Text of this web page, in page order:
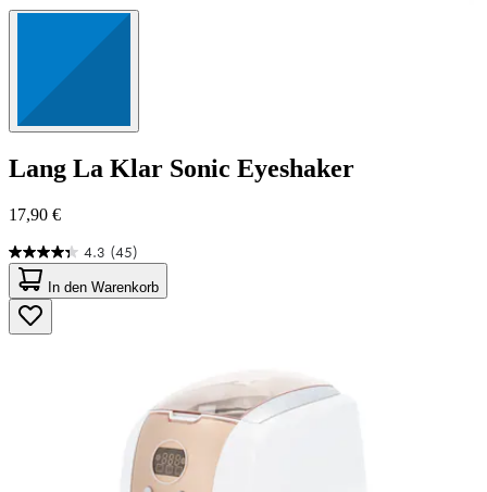
Lang La Klar Sonic Eyeshaker
17,90 €
4.3 (45)
4.3
von
5
Sternen.
45
In den Warenkorb